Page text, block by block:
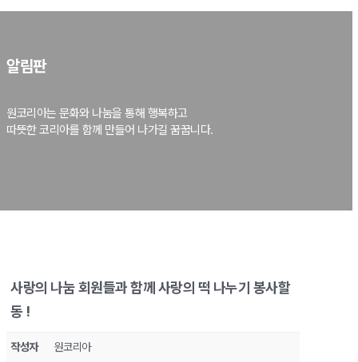
알림판
원코리아는 문화와 나눔을 통해 행복하고
따뜻한 코리아를 함께 만들어 나가길 꿈꿉니다.
사랑의 나눔 회원들과 함께 사랑의 떡 나누기 봉사할
동 !
작성자 원코리아